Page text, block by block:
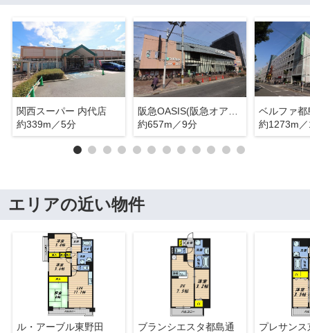
関西スーパー 内代店
約339m／5分
阪急OASIS(阪急オアシス) 高殿店
約657m／9分
約1273m
エリアの近い物件
ル・アーブル東野田
ブランシエスタ都島通